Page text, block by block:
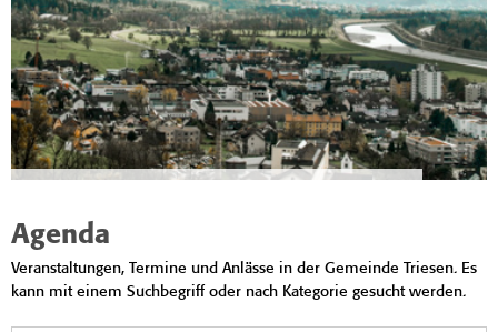
Agenda
Veranstaltungen, Termine und Anlässe in der Gemeinde Triesen. Es
kann mit einem Suchbegriff oder nach Kategorie gesucht werden.